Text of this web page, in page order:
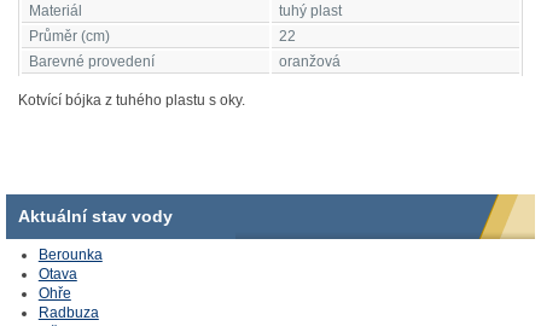
Materiál
tuhý plast
Průměr (cm)
22
Barevné provedení
oranžová
Kotvící bójka z tuhého plastu s oky.
Aktuální stav vody
Berounka
Otava
Ohře
Radbuza